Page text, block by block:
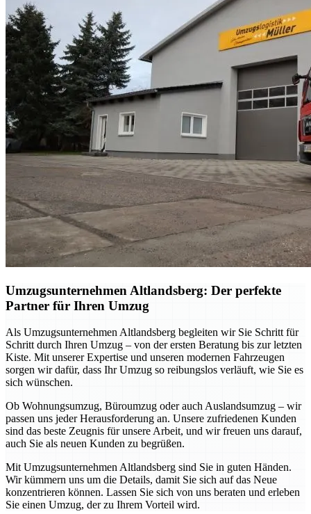
Umzugsunternehmen Altlandsberg: Der perfekte
Partner für Ihren Umzug
Als Umzugsunternehmen Altlandsberg begleiten wir Sie Schritt für
Schritt durch Ihren Umzug – von der ersten Beratung bis zur letzten
Kiste. Mit unserer Expertise und unseren modernen Fahrzeugen
sorgen wir dafür, dass Ihr Umzug so reibungslos verläuft, wie Sie es
sich wünschen.
Ob Wohnungsumzug, Büroumzug oder auch Auslandsumzug – wir
passen uns jeder Herausforderung an. Unsere zufriedenen Kunden
sind das beste Zeugnis für unsere Arbeit, und wir freuen uns darauf,
auch Sie als neuen Kunden zu begrüßen.
Mit Umzugsunternehmen Altlandsberg sind Sie in guten Händen.
Wir kümmern uns um die Details, damit Sie sich auf das Neue
konzentrieren können. Lassen Sie sich von uns beraten und erleben
Sie einen Umzug, der zu Ihrem Vorteil wird.